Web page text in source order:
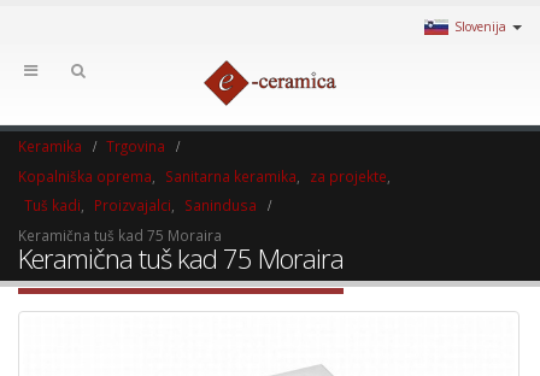
Slovenija
Keramika
Trgovina
Kopalniška oprema
Sanitarna keramika za projekte
Tuš kadi
Proizvajalci
Sanindusa
Keramična tuš kad 75 Moraira
Keramična tuš kad 75 Moraira